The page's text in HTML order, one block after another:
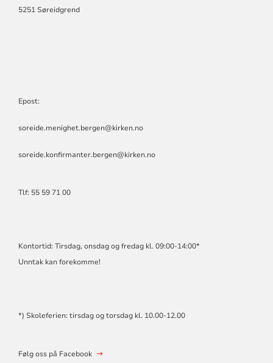
5251 Søreidgrend
Epost:
soreide.menighet.bergen@kirken.no
soreide.konfirmanter.bergen@kirken.no
Tlf: 55 59 71 00
Kontortid: Tirsdag, onsdag og fredag kl. 09:00-14:00*
Unntak kan forekomme!
*) Skoleferien: tirsdag og torsdag kl. 10.00-12.00
Følg oss på Facebook